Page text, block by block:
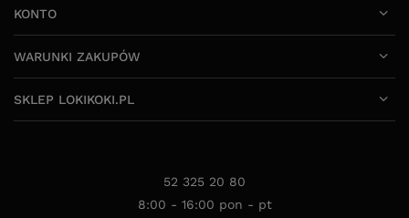
KONTO
WARUNKI ZAKUPÓW
SKLEP LOKIKOKI.PL
52 325 20 80
8:00 - 16:00 pon - pt